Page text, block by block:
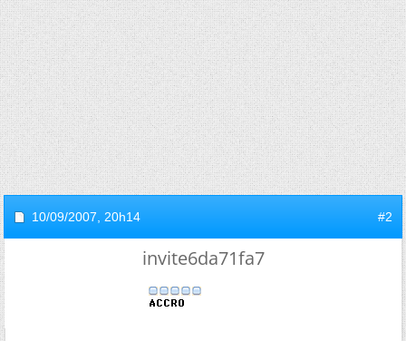
10/09/2007, 20h14 #2
invite6da71fa7